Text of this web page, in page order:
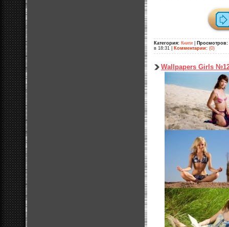
Категория: Книги Просмотров:
в 18:31
Комментарии: (0)
Wallpapers Girls